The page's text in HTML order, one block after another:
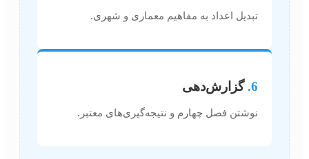
تبدیل اعداد به مفاهیم معماری و شهری.
6. گزارش‌دهی
نوشتن فصل چهارم و نتیجه‌گیری‌های معتبر.